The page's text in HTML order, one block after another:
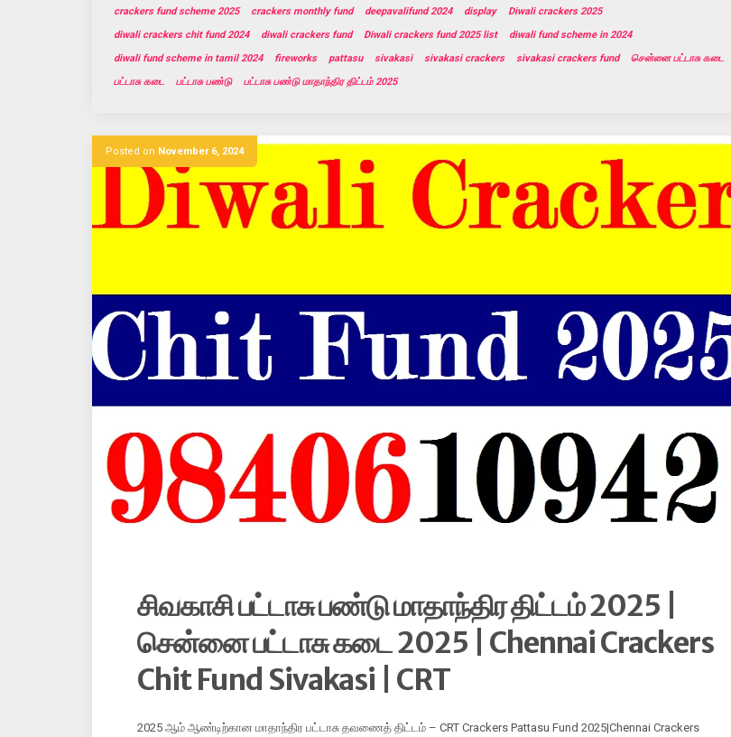
crackers fund scheme 2025
crackers monthly fund deepavalifund 2024 display
Diwali crackers 2025
diwali crackers chit fund 2024
diwali crackers fund Diwali crackers fund 2025 list
diwali fund scheme in 2024
diwali fund scheme in tamil 2024
fireworks pattasu sivakasi sivakasi crackers sivakasi crackers fund
சென்னை பட்டாசு கடை
பட்டாசு கடை
பட்டாசு பண்டு பட்டாசு பண்டு மாதாந்திர திட்டம் 2025
Posted on November 6, 2024
சிவகாசி பட்டாசு பண்டு மாதாந்திர திட்டம் 2025 |
சென்னை பட்டாசு கடை 2025 | Chennai Crackers
Chit Fund Sivakasi | CRT
2025 ஆம் ஆண்டிற்கான மாதாந்திர பட்டாசு தவணைத் திட்டம் – CRT Crackers Pattasu Fund 2025|Chennai Crackers